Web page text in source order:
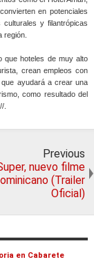
en potenciales
y filantrópicas
región.
que hoteles de muy alto
crean empleos con
ayudará a crear una
como resultado del
.
Previous
nuevo filme
(Trailer
Oficial)
en Cabarete